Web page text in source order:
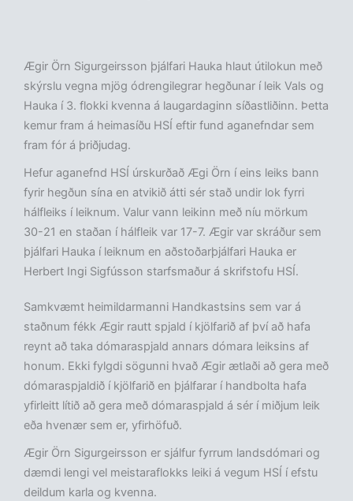
Ægir Örn Sigurgeirsson þjálfari Hauka hlaut útilokun með
skýrslu vegna mjög ódrengilegrar hegðunar í leik Vals og
Hauka í 3. flokki kvenna á laugardaginn síðastliðinn. Þetta
kemur fram á heimasíðu HSÍ eftir fund aganefndar sem
fram fór á þriðjudag.
Hefur aganefnd HSÍ úrskurðað Ægi Örn í eins leiks bann
fyrir hegðun sína en atvikið átti sér stað undir lok fyrri
hálfleiks í leiknum. Valur vann leikinn með níu mörkum
30-21 en staðan í hálfleik var 17-7. Ægir var skráður sem
þjálfari Hauka í leiknum en aðstoðarþjálfari Hauka er
Herbert Ingi Sigfússon starfsmaður á skrifstofu HSÍ.
Samkvæmt heimildarmanni Handkastsins sem var á
staðnum fékk Ægir rautt spjald í kjölfarið af því að hafa
reynt að taka dómaraspjald annars dómara leiksins af
honum. Ekki fylgdi sögunni hvað Ægir ætlaði að gera með
dómaraspjaldið í kjölfarið en þjálfarar í handbolta hafa
yfirleitt lítið að gera með dómaraspjald á sér í miðjum leik
eða hvenær sem er, yfirhöfuð.
Ægir Örn Sigurgeirsson er sjálfur fyrrum landsdómari og
dæmdi lengi vel meistaraflokks leiki á vegum HSÍ í efstu
deildum karla og kvenna.